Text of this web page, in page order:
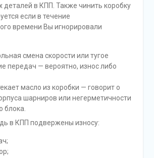
деталей в КПП. Также чинить коробку
если в течение
времени Вы игнорировали
смена скорости или тугое
передач — вероятно, износ либо
масло из коробки — говорит о
шарниров или негерметичности
блока.
в КПП подвержены износу: